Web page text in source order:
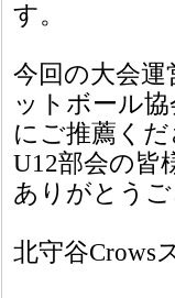
す。
今回の大会
ットボール
にご推薦く
U12部会の皆
ありがとう
北守谷Crows